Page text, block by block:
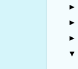
►
►
►
▼